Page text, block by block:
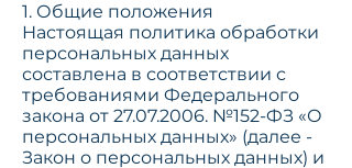
1. Общие положения
Настоящая политика обработки
персональных данных
составлена в соответствии с
требованиями Федерального
закона от 27.07.2006. №152-ФЗ «О
персональных данных» (далее -
Закон о персональных данных) и